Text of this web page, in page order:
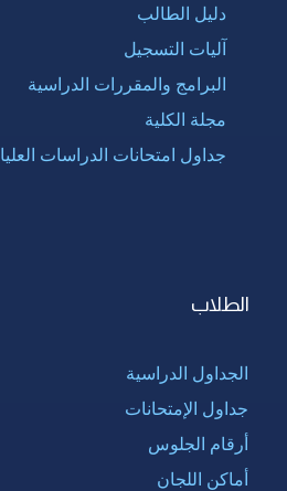
دليل الطالب
آليات التسجيل
البرامج والمقررات الدراسية
مجلة الكلية
جداول امتحانات الدراسات العليا
الطلاب
الجداول الدراسية
جداول الإمتحانات
أرقام الجلوس
أماكن اللجان